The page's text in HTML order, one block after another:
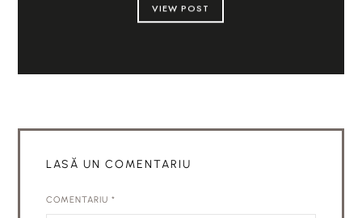
VIEW POST
LASĂ UN COMENTARIU
COMENTARIU*